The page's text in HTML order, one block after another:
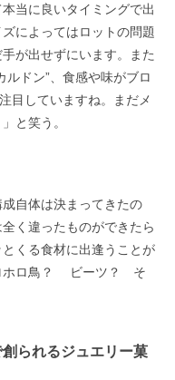
当に良いタイミングで出
によってはロットの問題
が出せずにいます。また
ルドン”、食感や味がブロ
目していますね。まだメ
と笑う。
自体は決まってきたの
く違ったものができたら
くる食材に出逢うことが
ホロ鳥？ ビーツ？ そ
られるジュエリー菓